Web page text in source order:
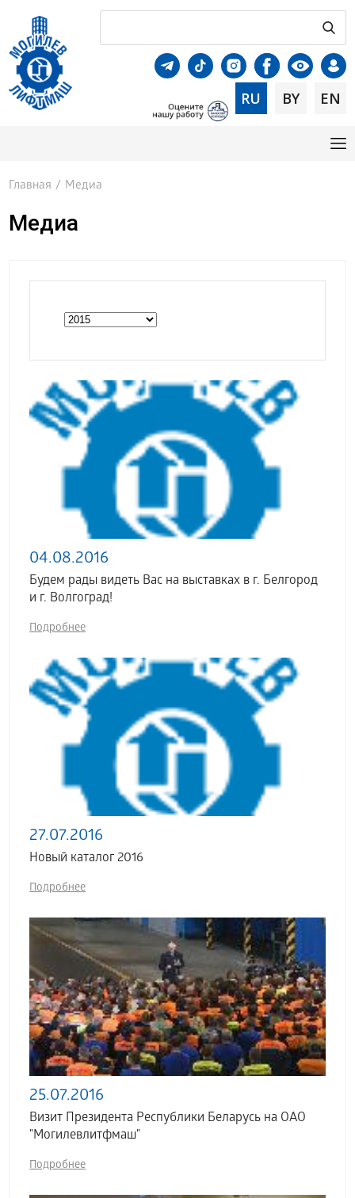
RU BY EN
Главная / Медиа
Медиа
04.08.2016
Будем рады видеть Вас на выставках в г. Белгород
и г. Волгоград!
Подробнее
27.07.2016
Новый каталог 2016
Подробнее
25.07.2016
Визит Президента Республики Беларусь на ОАО
"Могилевлитфмаш"
Подробнее